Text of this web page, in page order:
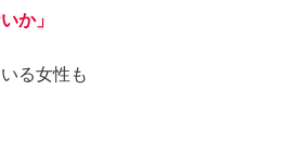
か」
る女性も